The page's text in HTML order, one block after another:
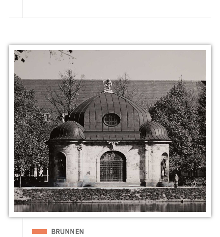
Eingeordnet unter
BRUNNEN